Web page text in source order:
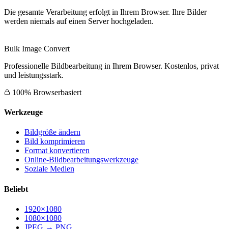
Die gesamte Verarbeitung erfolgt in Ihrem Browser. Ihre Bilder
werden niemals auf einen Server hochgeladen.
Bulk Image Convert
Professionelle Bildbearbeitung in Ihrem Browser. Kostenlos, privat
und leistungsstark.
100% Browserbasiert
Werkzeuge
Bildgröße ändern
Bild komprimieren
Format konvertieren
Online-Bildbearbeitungswerkzeuge
Soziale Medien
Beliebt
1920×1080
1080×1080
JPEG → PNG